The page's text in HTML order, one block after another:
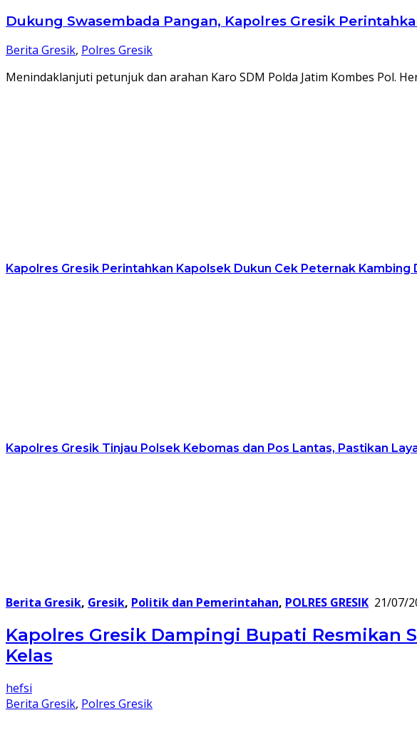
Dukung Swasembada Pangan, Kapolres Gresik
Berita Gresik, Polres Gresik
Menindaklanjuti petunjuk dan arahan Karo SDM Polda Jatim Kombes Pol.
Kapolres Gresik Perintahkan Kapolsek Dukun Cek Peternak Kambing
Kapolres Gresik Tinjau Polsek Kebomas dan Pos Lantas, Pastikan
Berita Gresik, Gresik, Politik dan Pemerintahan, POLRES GRESIK 21/07/
Kapolres Gresik Dampingi Bupati Resmikan
Kelas
hefsi
Berita Gresik, Polres Gresik